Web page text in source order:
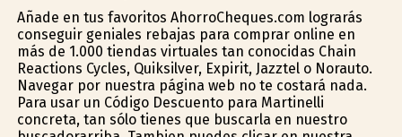
Añade en tus favoritos AhorroCheques.com lograrás
conseguir geniales rebajas para comprar online en
más de 1.000 tiendas virtuales tan conocidas Chain
Reactions Cycles, Quiksilver, Expirit, Jazztel o Norauto.
Navegar por nuestra página web no te costará nada.
Para usar un Código Descuento para Martinelli
concreta, tan sólo tienes que buscarla en nuestro